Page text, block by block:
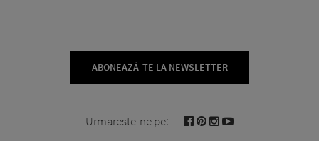
ABONEAZĂ-TE LA NEWSLETTER
Urmareste-ne pe: